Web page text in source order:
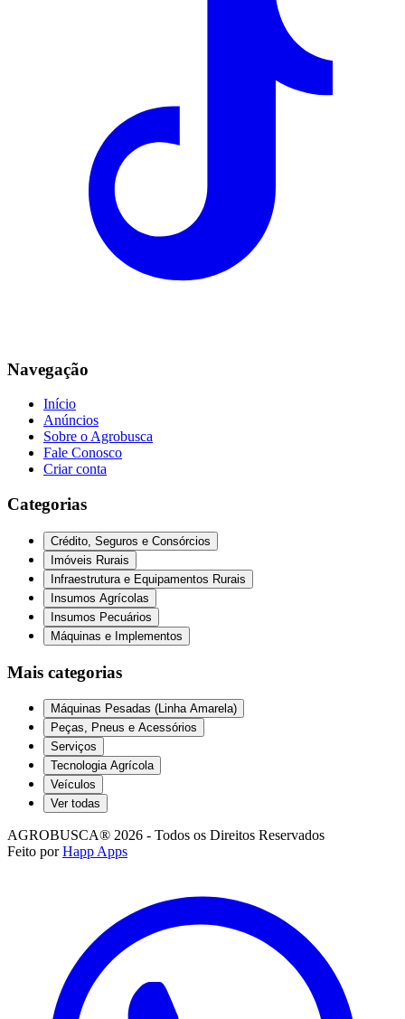
Navegação
Início
Anúncios
Sobre o Agrobusca
Fale Conosco
Criar conta
Categorias
Crédito, Seguros e Consórcios
Imóveis Rurais
Infraestrutura e Equipamentos Rurais
Insumos Agrícolas
Insumos Pecuários
Máquinas e Implementos
Mais categorias
Máquinas Pesadas (Linha Amarela)
Peças, Pneus e Acessórios
Serviços
Tecnologia Agrícola
Veículos
Ver todas
AGROBUSCA® 2026 - Todos os Direitos Reservados
Feito por Happ Apps